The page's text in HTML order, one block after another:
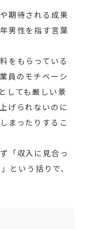
期待される成果
男性を指す言葉
をもらっている
員のモチベーシ
しても厳しい景
げられないのに
まったりするこ
「収入に見合っ
という括りで、